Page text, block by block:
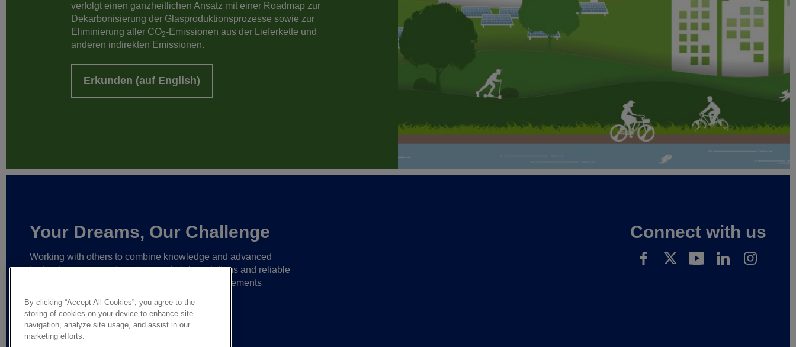
verfolgt einen ganzheitlichen Ansatz mit einer Roadmap zur
Dekarbonisierung der Glasproduktionsprozesse sowie zur
Eliminierung aller CO2-Emissionen aus der Lieferkette und
anderen indirekten Emissionen.
Erkunden (auf English)
Your Dreams, Our Challenge
Working with others to combine knowledge and advanced
technology,we create unique materials, solutions and reliable
that help make ever greater achievements
Connect with us
By clicking “Accept All Cookies”, you agree to the
storing of cookies on your device to enhance site
navigation, analyze site usage, and assist in our
marketing efforts.